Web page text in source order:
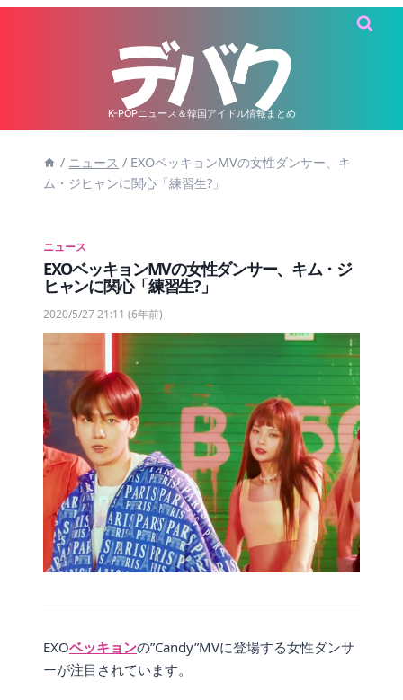
K-POPニュース＆韓国アイドル情報まとめ
/ ニュース / EXOベッキョンMVの女性ダンサー、キ
ム・ジヒャンに関心「練習生?」
ニュース
EXOベッキョンMVの女性ダンサー、キム・ジ
ヒャンに関心「練習生?」
2020/5/27 21:11 (6年前)
EXOベッキョンの”Candy”MVに登場する女性ダンサ
ーが注目されています。